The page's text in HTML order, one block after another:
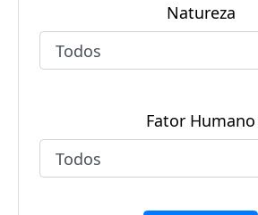
Natureza
Fator Humano